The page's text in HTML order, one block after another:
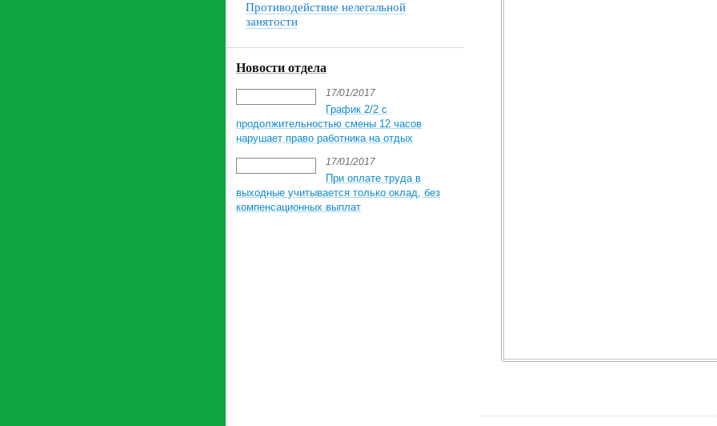
Противодействие нелегальной
занятости
Новости отдела
17/01/2017
График 2/2 с
продолжительностью смены 12 часов
нарушает право работника на отдых
17/01/2017
При оплате труда в
выходные учитывается только оклад, без
компенсационных выплат